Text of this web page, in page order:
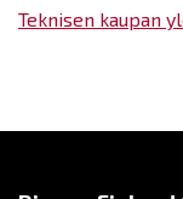
Teknisen kaupan